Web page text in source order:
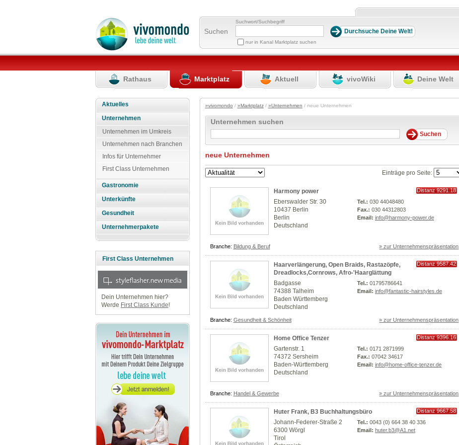
Suchen
Suchwort/Suchbegriff
nur in Kanal Marktplatz suchen
Rathaus Marktplatz Aktuell vivoWiki Deine Welt
Aktuelles
Unternehmen
Unternehmen im Umkreis
Unternehmen nach Branchen
Infos für Unternehmer
First Class Unternehmen
Gastronomie
Unterkünfte
Gesundheit
Unternehmerpakete
First Class Unternehmen
Dein Unternehmen hier?
Werde First Class Kunde!
»vivomondo / »Marktplatz/ »Unternehmen / neue Unternehmen
Unternehmen suchen
neue Unternehmen
Einträge pro Seite:
Harmony power
Distanz 9291.18
Eberswalder Str. 30
10437 Berlin
Berlin
Deutschland
Tel.: 030 44048480
Fax.: 030 44312803
Email: info@harmony-power.de
Branche: Bildung & Beruf » zur Unternehmenspräsentation
Haarverlängerung, Open Braids, Rastazöpfe,
Dreadlocks,Cornrows, Afro-'Haarglättung
Distanz 9587.42
Badgasse
74388 Talheim
Baden Württemberg
Deutschland
Tel.: 01795786641
Email: info@fantastic-hairstyles.de
Branche: Gesundheit & Schönheit » zur Unternehmenspräsentation
Home Office Tenzer
Distanz 9396.16
Gartenstr. 1
74372 Sersheim
Baden-Württemberg
Deutschland
Tel.: 0171 2871999
Fax.: 07042 34617
Email: info@home-office-tenzer.de
Branche: Handel & Gewerbe » zur Unternehmenspräsentation
Huter Frank, B3 Buchhaltungsbüro
Distanz 9667.58
Johann-Federer-Straße 2
6300 Wörgl
Tirol
Tel.: 0043 (0) 664 38 40 336
Email: huter.b3@A1.net